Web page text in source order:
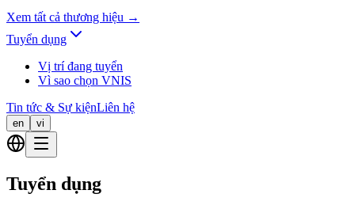
Xem tất cả thương hiệu →
Tuyển dụng
Vị trí đang tuyển
Vì sao chọn VNIS
Tin tức & Sự kiệnLiên hệ
en vi
Tuyển dụng